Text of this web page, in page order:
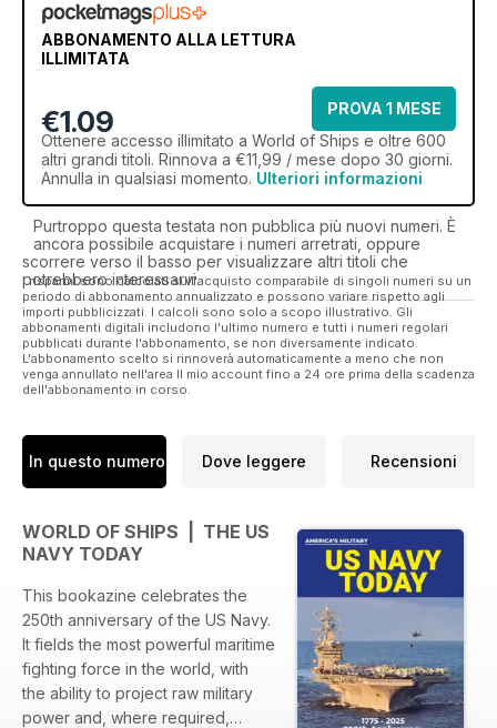
ABBONAMENTO ALLA LETTURA
ILLIMITATA
€1.09
PROVA 1 MESE
Ottenere accesso illimitato a World of Ships e oltre 600
altri grandi titoli. Rinnova a €11,99 / mese dopo 30 giorni.
Annulla in qualsiasi momento. Ulteriori informazioni
Purtroppo questa testata non pubblica più nuovi numeri. È
ancora possibile acquistare i numeri arretrati, oppure
scorrere verso il basso per visualizzare altri titoli che
potrebbero interessarvi.
I risparmi sono calcolati sull'acquisto comparabile di singoli numeri su un
periodo di abbonamento annualizzato e possono variare rispetto agli
importi pubblicizzati. I calcoli sono solo a scopo illustrativo. Gli
abbonamenti digitali includono l'ultimo numero e tutti i numeri regolari
pubblicati durante l'abbonamento, se non diversamente indicato.
L'abbonamento scelto si rinnoverà automaticamente a meno che non
venga annullato nell'area Il mio account fino a 24 ore prima della scadenza
dell'abbonamento in corso.
In questo numero Dove leggere Recensioni
WORLD OF SHIPS | THE US
NAVY TODAY
This bookazine celebrates the
250th anniversary of the US Navy.
It fields the most powerful maritime
fighting force in the world, with
the ability to project raw military
power and, where required,